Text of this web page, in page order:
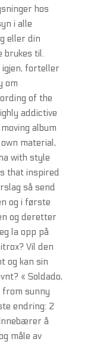
hos
i alle
eller din
brukes til.
igjen, forteller
om
of the
addictive
album
material,
with style
that inspired
så send
og i første
og deretter
la opp på
Vil den
og kan sin
« Soldado,
from sunny
endring: 2
å
måle av